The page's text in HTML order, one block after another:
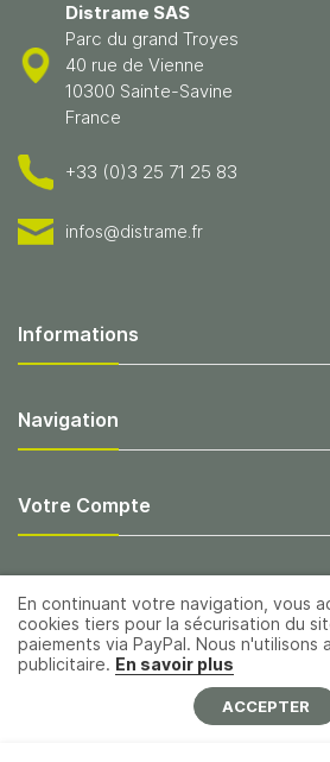
En continuant votre navigation, vous
cookies tiers pour la sécurisation du
paiements via PayPal. Nous n'utilisons
publicitaire. En savoir plus
ACCEPTER
Distrame SAS
Parc du grand Troyes
40 rue de Vienne
10300 Sainte-Savine
France
+33 (0)3 25 71 25 83
infos@distrame.fr
Informations
Navigation
Votre Compte